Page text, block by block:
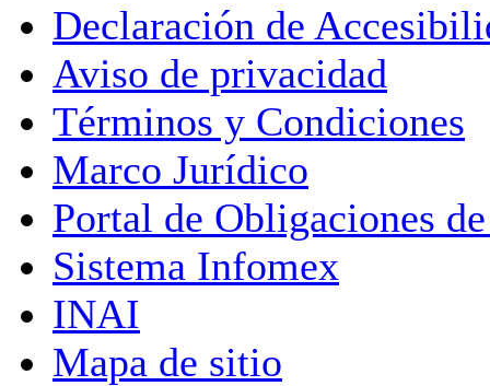
Declaración de
Aviso de privacidad
Términos y Condiciones
Marco Jurídico
Portal de Obligaciones
Sistema Infomex
INAI
Mapa de sitio